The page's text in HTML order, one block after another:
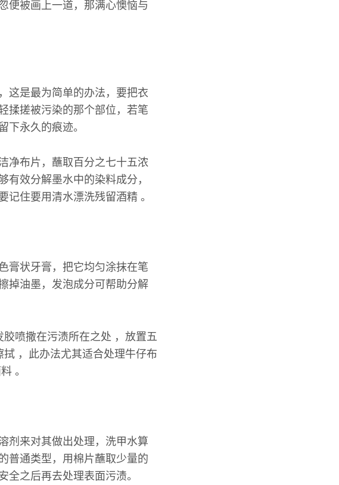
便被画上一道，那满心懊恼与
这是最为简单的办法，要把衣
揉搓被污染的那个部位，若笔
下永久的痕迹。
净布片，蘸取百分之七十五浓
效分解墨水中的染料成分，
住要用清水漂洗残留酒精 。
膏状牙膏，把它均匀涂抹在笔
掉油墨，发泡成分可帮助分解
喷撒在污渍所在之处 ，放置五
，此办法尤其适合处理牛仔布
。
剂来对其做出处理，洗甲水算
普通类型，用棉片蘸取少量的
全之后再去处理表面污渍。